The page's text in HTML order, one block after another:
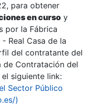
para obtener
en curso y
por la Fábrica
Real Casa de la
del contratante del
de Contratación del
siguiente link:
Sector Público
)